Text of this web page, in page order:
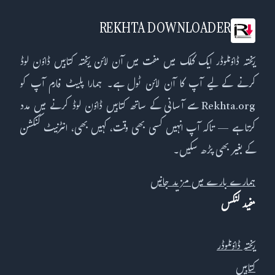
REKHTA DOWNLOADER
ریختہ ڈاؤنلوڈر ایک کلک میں مفت میں آن لائن ریختہ کتابیں ڈاؤن لوڈ
کرنے کے لیے آپ کا آن لائن ٹول ہے۔ ہمارا پلیٹ فارم آپ کو
Rekhta.org سے آسانی کے ساتھ کتابیں ڈاؤن لوڈ کرنے میں مدد
کرتا ہے — تاکہ آپ انہیں کسی بھی وقت، کہیں بھی، انٹرنیٹ کنکشن
کے بغیر بھی پڑھ سکیں۔
ہمارے بارے میں مزید جانیں
مفید لنکس
ریختہ ڈاؤنلوڈر